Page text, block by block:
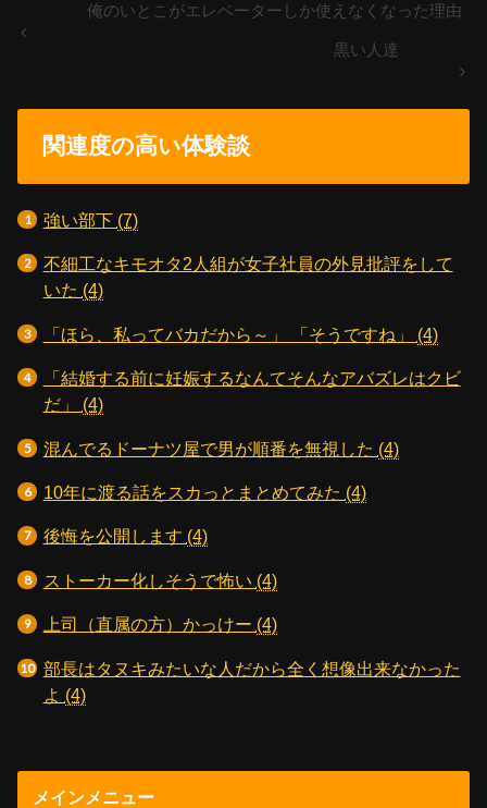
俺のいとこがエレベーターしか使えなくなった理由
黒い人達
関連度の高い体験談
強い部下 (7)
不細工なキモオタ2人組が女子社員の外見批評をして
いた (4)
「ほら、私ってバカだから～」 「そうですね」 (4)
「結婚する前に妊娠するなんてそんなアバズレはクビ
だ」 (4)
混んでるドーナツ屋で男が順番を無視した (4)
10年に渡る話をスカっとまとめてみた (4)
後悔を公開します (4)
ストーカー化しそうで怖い (4)
上司（直属の方）かっけー (4)
部長はタヌキみたいな人だから全く想像出来なかった
よ (4)
メインメニュー